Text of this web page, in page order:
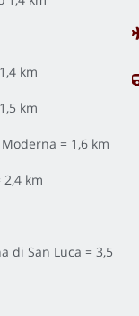
km
km
= 1,6 km
km
di San Luca = 3,5